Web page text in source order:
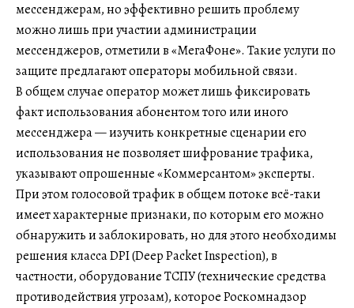
мессенджерам, но эффективно решить проблему
можно лишь при участии администрации
мессенджеров, отметили в «МегаФоне». Такие услуги по
защите предлагают операторы мобильной связи.
В общем случае оператор может лишь фиксировать
факт использования абонентом того или иного
мессенджера — изучить конкретные сценарии его
использования не позволяет шифрование трафика,
указывают опрошенные «Коммерсантом» эксперты.
При этом голосовой трафик в общем потоке всё-таки
имеет характерные признаки, по которым его можно
обнаружить и заблокировать, но для этого необходимы
решения класса DPI (Deep Packet Inspection), в
частности, оборудование ТСПУ (технические средства
противодействия угрозам), которое Роскомнадзор